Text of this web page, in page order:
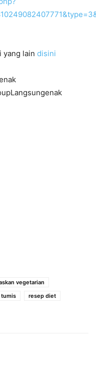
yang lain disini
vegetarian
tumis
resep diet